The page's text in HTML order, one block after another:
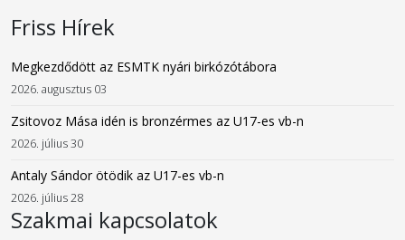
Friss Hírek
Megkezdődött az ESMTK nyári birkózótábora
2026. augusztus 03
Zsitovoz Mása idén is bronzérmes az U17-es vb-n
2026. július 30
Antaly Sándor ötödik az U17-es vb-n
2026. július 28
Szakmai kapcsolatok